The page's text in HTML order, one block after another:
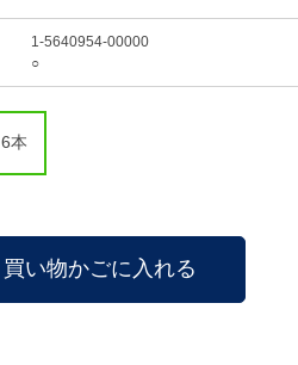
1-5640954-00000
○
6本
買い物かごに入れる